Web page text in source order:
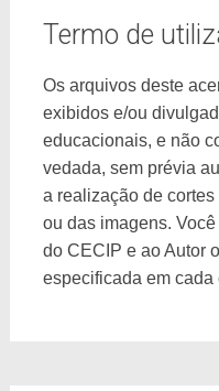
Termo de
Os arquivos deste
exibidos e/ou
educacionais, e não
vedada, sem prévia
a realização de
ou das imagens.
do CECIP e ao Autor
especificada em cada